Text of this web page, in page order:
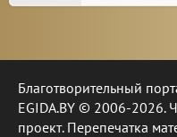
Благотворительный
EGIDA.BY © 2006-2026.
проект. Перепечатка